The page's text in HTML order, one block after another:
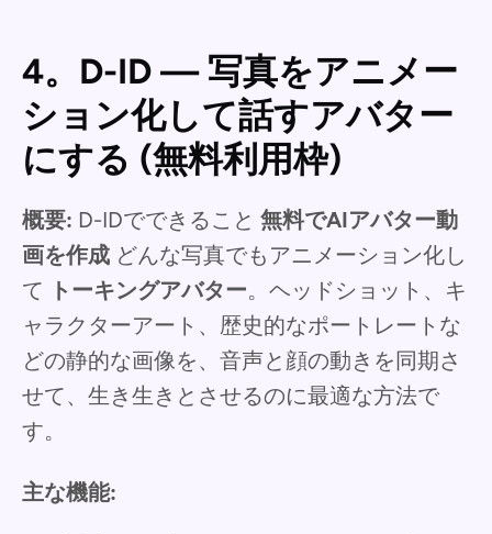
4。D-ID — 写真をアニメー
ション化して話すアバター
にする (無料利用枠)
概要: D-IDでできること 無料でAIアバター動
画を作成 どんな写真でもアニメーション化し
て トーキングアバター。ヘッドショット、キ
ャラクターアート、歴史的なポートレートな
どの静的な画像を、音声と顔の動きを同期さ
せて、生き生きとさせるのに最適な方法で
す。
主な機能: